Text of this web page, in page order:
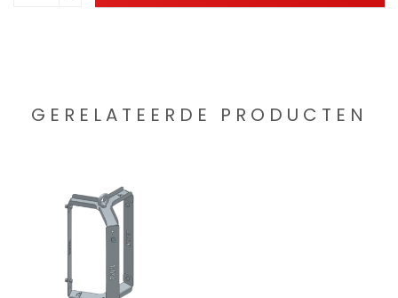
GERELATEERDE PRODUCTEN